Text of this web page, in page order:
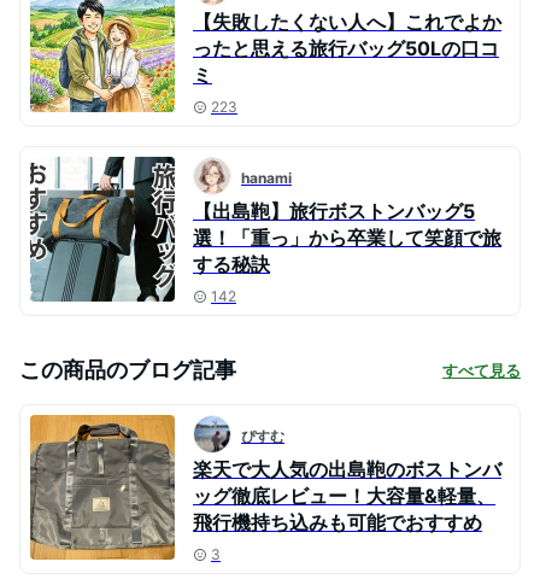
【失敗したくない人へ】これでよか
ったと思える旅行バッグ50Lの口コ
ミ
223
hanami
【出島鞄】旅行ボストンバッグ5
選！「重っ」から卒業して笑顔で旅
する秘訣
142
この商品のブログ記事 すべて見る
ぴすむ
楽天で大人気の出島鞄のボストンバ
ッグ徹底レビュー！大容量&軽量、
飛行機持ち込みも可能でおすすめ
3